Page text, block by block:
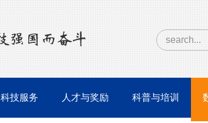
科技服务 人才与奖励 科普与培训